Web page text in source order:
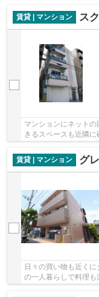
賃貸 | マンション
ス
マンションにネット
きるスペースも近隣に
リティ面も充実して
賃貸 | マンション
グ
日々の買い物も近く
の一人暮らしで料理